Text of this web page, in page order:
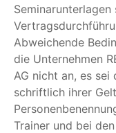
Abweichende
die Unternehmen
AG nicht an, es sei
schriftlich ihrer
Trainer und bei